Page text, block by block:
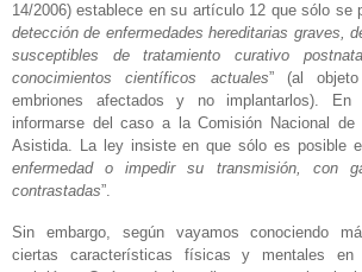
14/2006) establece en su artículo 12 que sólo se
detección de enfermedades hereditarias graves,
susceptibles de tratamiento curativo
conocimientos científicos actuales” (al
embriones afectados y no implantarlos). En
informarse del caso a la Comisión Nacional de
Asistida. La ley insiste en que sólo es posible
enfermedad o impedir su transmisión, con
contrastadas”.
Sin embargo, según vayamos conociendo
ciertas características físicas y mentales en